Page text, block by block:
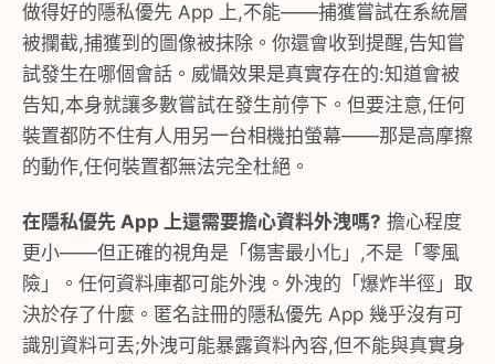
做得好的隱私優先 App 上,不能——捕獲嘗試在系統層
被攔截,捕獲到的圖像被抹除。你還會收到提醒,告知嘗
試發生在哪個會話。威懾效果是真實存在的:知道會被
告知,本身就讓多數嘗試在發生前停下。但要注意,任何
裝置都防不住有人用另一台相機拍螢幕——那是高摩擦
的動作,任何裝置都無法完全杜絕。
在隱私優先 App 上還需要擔心資料外洩嗎? 擔心程度
更小——但正確的視角是「傷害最小化」,不是「零風
險」。任何資料庫都可能外洩。外洩的「爆炸半徑」取
決於存了什麼。匿名註冊的隱私優先 App 幾乎沒有可
識別資料可丟;外洩可能暴露資料內容,但不能與真實身